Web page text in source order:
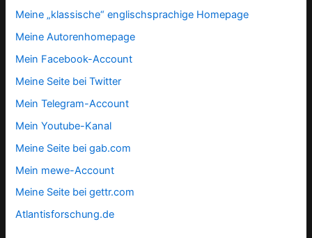
Meine „klassische“ englischsprachige Homepage
Meine Autorenhomepage
Mein Facebook-Account
Meine Seite bei Twitter
Mein Telegram-Account
Mein Youtube-Kanal
Meine Seite bei gab.com
Mein mewe-Account
Meine Seite bei gettr.com
Atlantisforschung.de